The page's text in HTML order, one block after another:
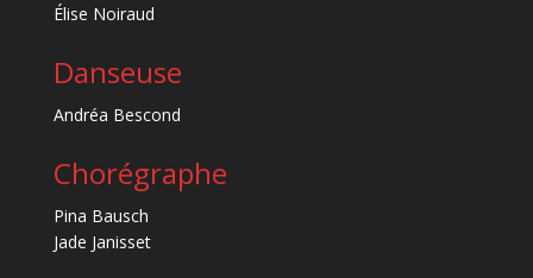
Élise Noiraud
Danseuse
Andréa Bescond
Chorégraphe
Pina Bausch
Jade Janisset